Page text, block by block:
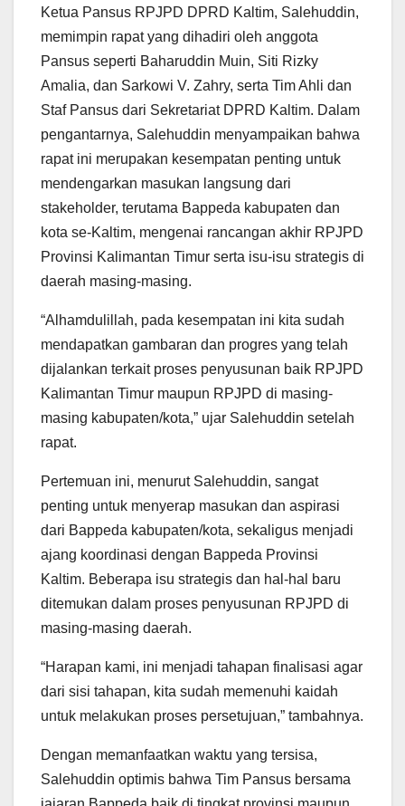
Ketua Pansus RPJPD DPRD Kaltim, Salehuddin,
memimpin rapat yang dihadiri oleh anggota
Pansus seperti Baharuddin Muin, Siti Rizky
Amalia, dan Sarkowi V. Zahry, serta Tim Ahli dan
Staf Pansus dari Sekretariat DPRD Kaltim. Dalam
pengantarnya, Salehuddin menyampaikan bahwa
rapat ini merupakan kesempatan penting untuk
mendengarkan masukan langsung dari
stakeholder, terutama Bappeda kabupaten dan
kota se-Kaltim, mengenai rancangan akhir RPJPD
Provinsi Kalimantan Timur serta isu-isu strategis di
daerah masing-masing.
“Alhamdulillah, pada kesempatan ini kita sudah
mendapatkan gambaran dan progres yang telah
dijalankan terkait proses penyusunan baik RPJPD
Kalimantan Timur maupun RPJPD di masing-
masing kabupaten/kota,” ujar Salehuddin setelah
rapat.
Pertemuan ini, menurut Salehuddin, sangat
penting untuk menyerap masukan dan aspirasi
dari Bappeda kabupaten/kota, sekaligus menjadi
ajang koordinasi dengan Bappeda Provinsi
Kaltim. Beberapa isu strategis dan hal-hal baru
ditemukan dalam proses penyusunan RPJPD di
masing-masing daerah.
“Harapan kami, ini menjadi tahapan finalisasi agar
dari sisi tahapan, kita sudah memenuhi kaidah
untuk melakukan proses persetujuan,” tambahnya.
Dengan memanfaatkan waktu yang tersisa,
Salehuddin optimis bahwa Tim Pansus bersama